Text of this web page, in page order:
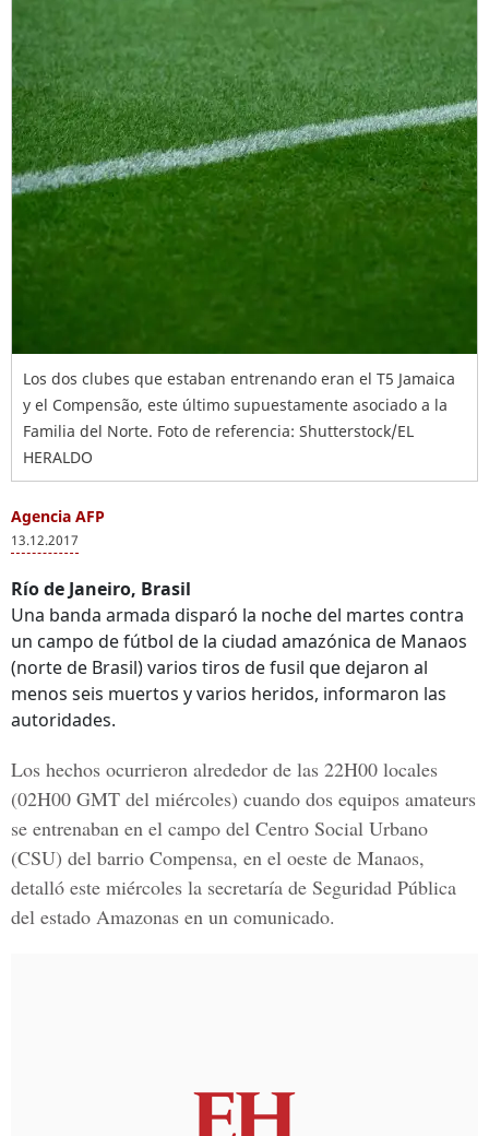
Los dos clubes que estaban entrenando eran el T5 Jamaica
y el Compensão, este último supuestamente asociado a la
Familia del Norte. Foto de referencia: Shutterstock/EL
HERALDO
Agencia AFP
13.12.2017
Río de Janeiro, Brasil
Una banda armada disparó la noche del martes contra
un campo de fútbol de la ciudad amazónica de Manaos
(norte de Brasil) varios tiros de fusil que dejaron al
menos seis muertos y varios heridos, informaron las
autoridades.
Los hechos ocurrieron alrededor de las 22H00 locales
(02H00 GMT del miércoles) cuando dos equipos amateurs
se entrenaban en el campo del Centro Social Urbano
(CSU) del barrio Compensa, en el oeste de Manaos,
detalló este miércoles la secretaría de Seguridad Pública
del estado Amazonas en un comunicado.